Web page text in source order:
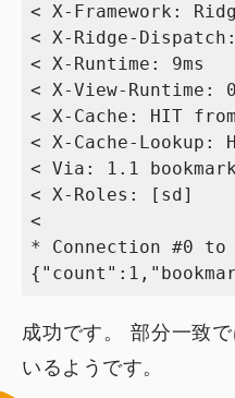
< X-Framework:
< X-Ridge-
< X-Runtime: 9ms
< X-View-Runtime:
< X-Cache: HIT
< X-Cache-
< Via: 1.1
< X-Roles: [sd]
<
* Connection #0
成功です。 部分一致
いるようです。